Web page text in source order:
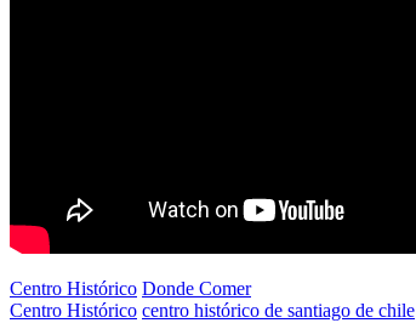
Centro Histórico Donde Comer
Centro Histórico centro histórico de santiago de chile